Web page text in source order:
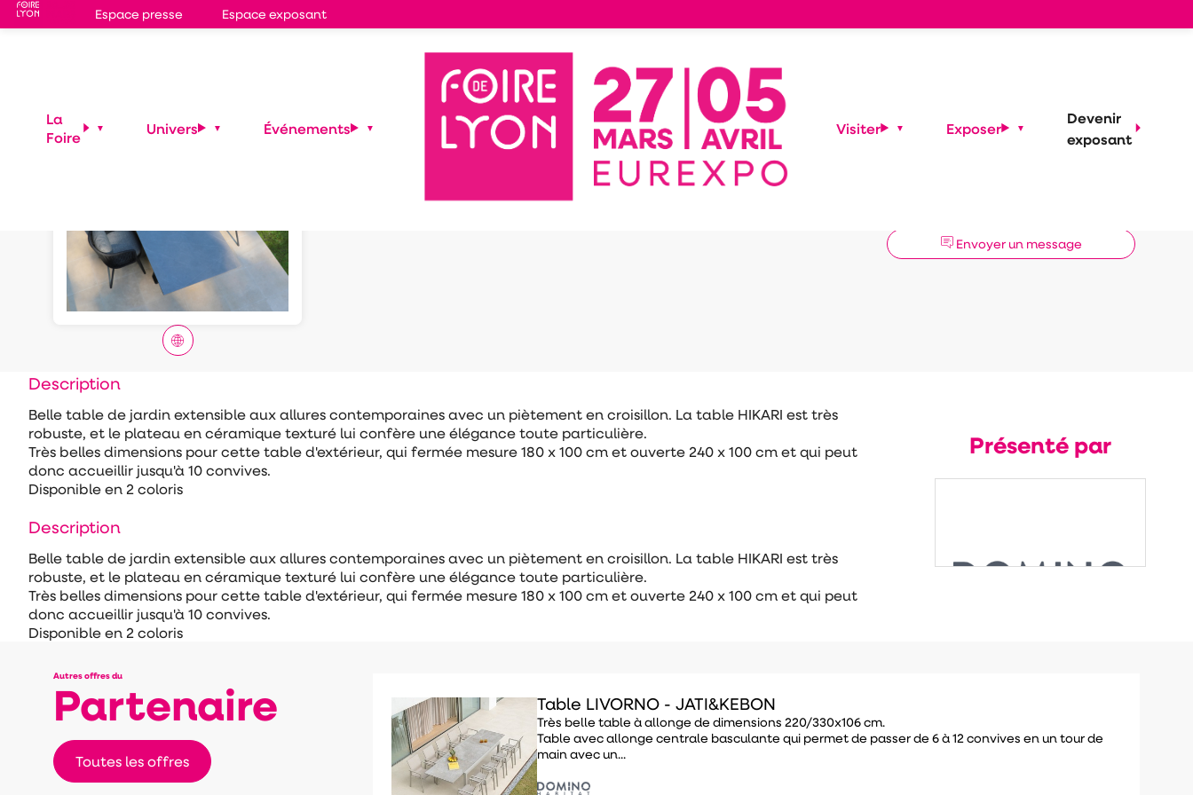
Espace presse
Espace exposant
Envoyer un message
TABLE HIKARI - KALES
Description
Belle table de jardin extensible aux allures contemporaines avec un piètement en croisillon. La table HIKARI est très
robuste, et le plateau en céramique texturé lui confère une élégance toute particulière.
Très belles dimensions pour cette table d'extérieur, qui fermée mesure 180 x 100 cm et ouverte 240 x 100 cm et qui peut
donc accueillir jusqu'à 10 convives.
Disponible en 2 coloris
Description
Belle table de jardin extensible aux allures contemporaines avec un piètement en croisillon. La table HIKARI est très
robuste, et le plateau en céramique texturé lui confère une élégance toute particulière.
Très belles dimensions pour cette table d'extérieur, qui fermée mesure 180 x 100 cm et ouverte 240 x 100 cm et qui peut
donc accueillir jusqu'à 10 convives.
Disponible en 2 coloris
Présenté par
Autres offres du
Partenaire
Toutes les offres
Table LIVORNO - JATI&KEBON
Très belle table à allonge de dimensions 220/330x106 cm.
Table avec allonge centrale basculante qui permet de passer de 6 à 12 convives en un tour de
main avec un...
La
Foire
Univers Événements Visiter Exposer
Devenir
exposant